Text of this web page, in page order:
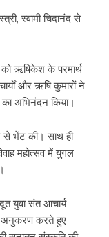
स्वामी चिदानंद से
को ऋषिकेश के परमार्थ
और ऋषि कुमारों ने
का अभिनंदन किया।
से भेंट की। साथ ही
महोत्सव में युगल
युवा संत आचार्य
अनुकरण करते हुए